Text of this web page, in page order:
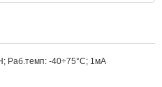
Раб.темп: -40÷75°C; 1мА